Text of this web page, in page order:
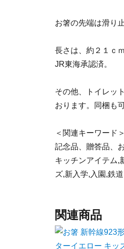
お箸の先端は滑り
長さは、約２１ｃ
JR東海承認済。
その他、トイレッ
おります。同梱も
＜関連キーワード＞
記念品、贈答品、
キッチンアイテム,
ズ,新入学,入園,鉄
関連商品